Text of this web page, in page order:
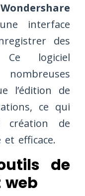
Wondershare
interface
des
Ce logiciel
l’édition de
ce qui
création de
efficace.
de
web